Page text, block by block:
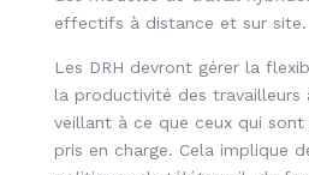
effectifs à distance et sur site.
Les DRH devront gérer la
la productivité des travailleurs
veillant à ce que ceux qui
pris en charge. Cela implique